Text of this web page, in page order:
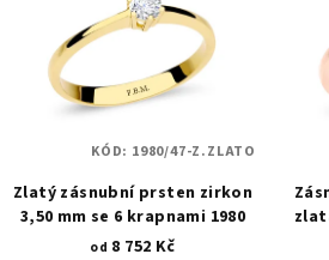
Zlatý zásnubní prsten zirkon
3,50 mm se 6 krapnami 1980
od 8 752 Kč
KÓD: 1980/47-Z.ZLATO